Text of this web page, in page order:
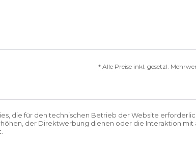
* Alle Preise inkl. gesetzl.
die für den technischen Betrieb der Website
der Direktwerbung dienen oder die Interaktion